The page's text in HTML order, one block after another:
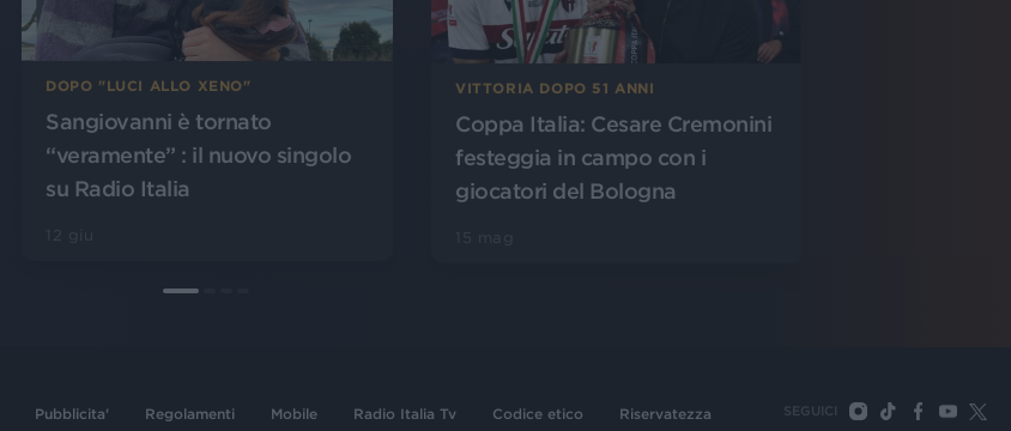
DOPO "LUCI ALLO XENO"
Sangiovanni è tornato
“veramente” : il nuovo singolo
su Radio Italia
VITTORIA DOPO 51 ANNI
Coppa Italia: Cesare Cremonini
festeggia in campo con i
giocatori del Bologna
Pubblicita' Regolamenti Mobile Radio Italia Tv Codice etico Riservatezza SEGUICI